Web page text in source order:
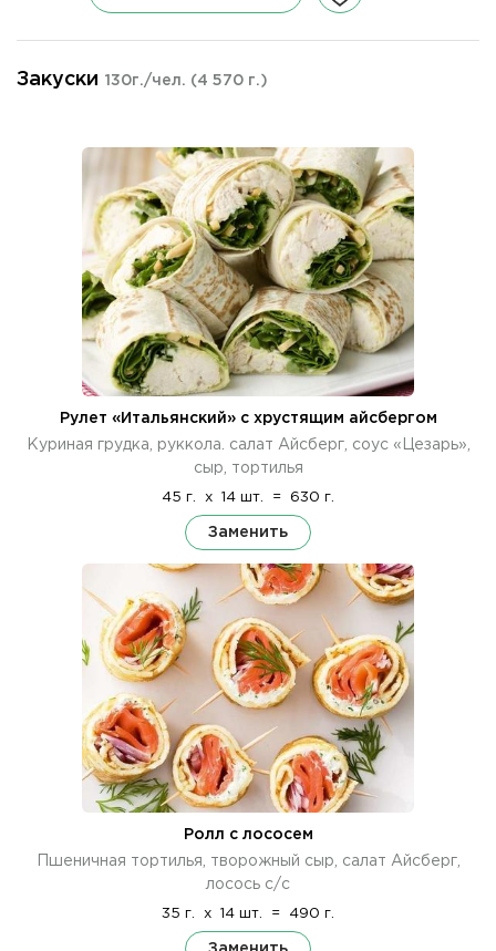
Закуски 130г./чел. (4 570 г.)
Рулет «Итальянский» с хрустящим айсбергом
Куриная грудка, руккола. салат Айсберг, соус «Цезарь»,
сыр, тортилья
45 г. x 14 шт. = 630 г.
Заменить
Ролл с лососем
Пшеничная тортилья, творожный сыр, салат Айсберг,
лосось с/с
35 г. x 14 шт. = 490 г.
Заменить